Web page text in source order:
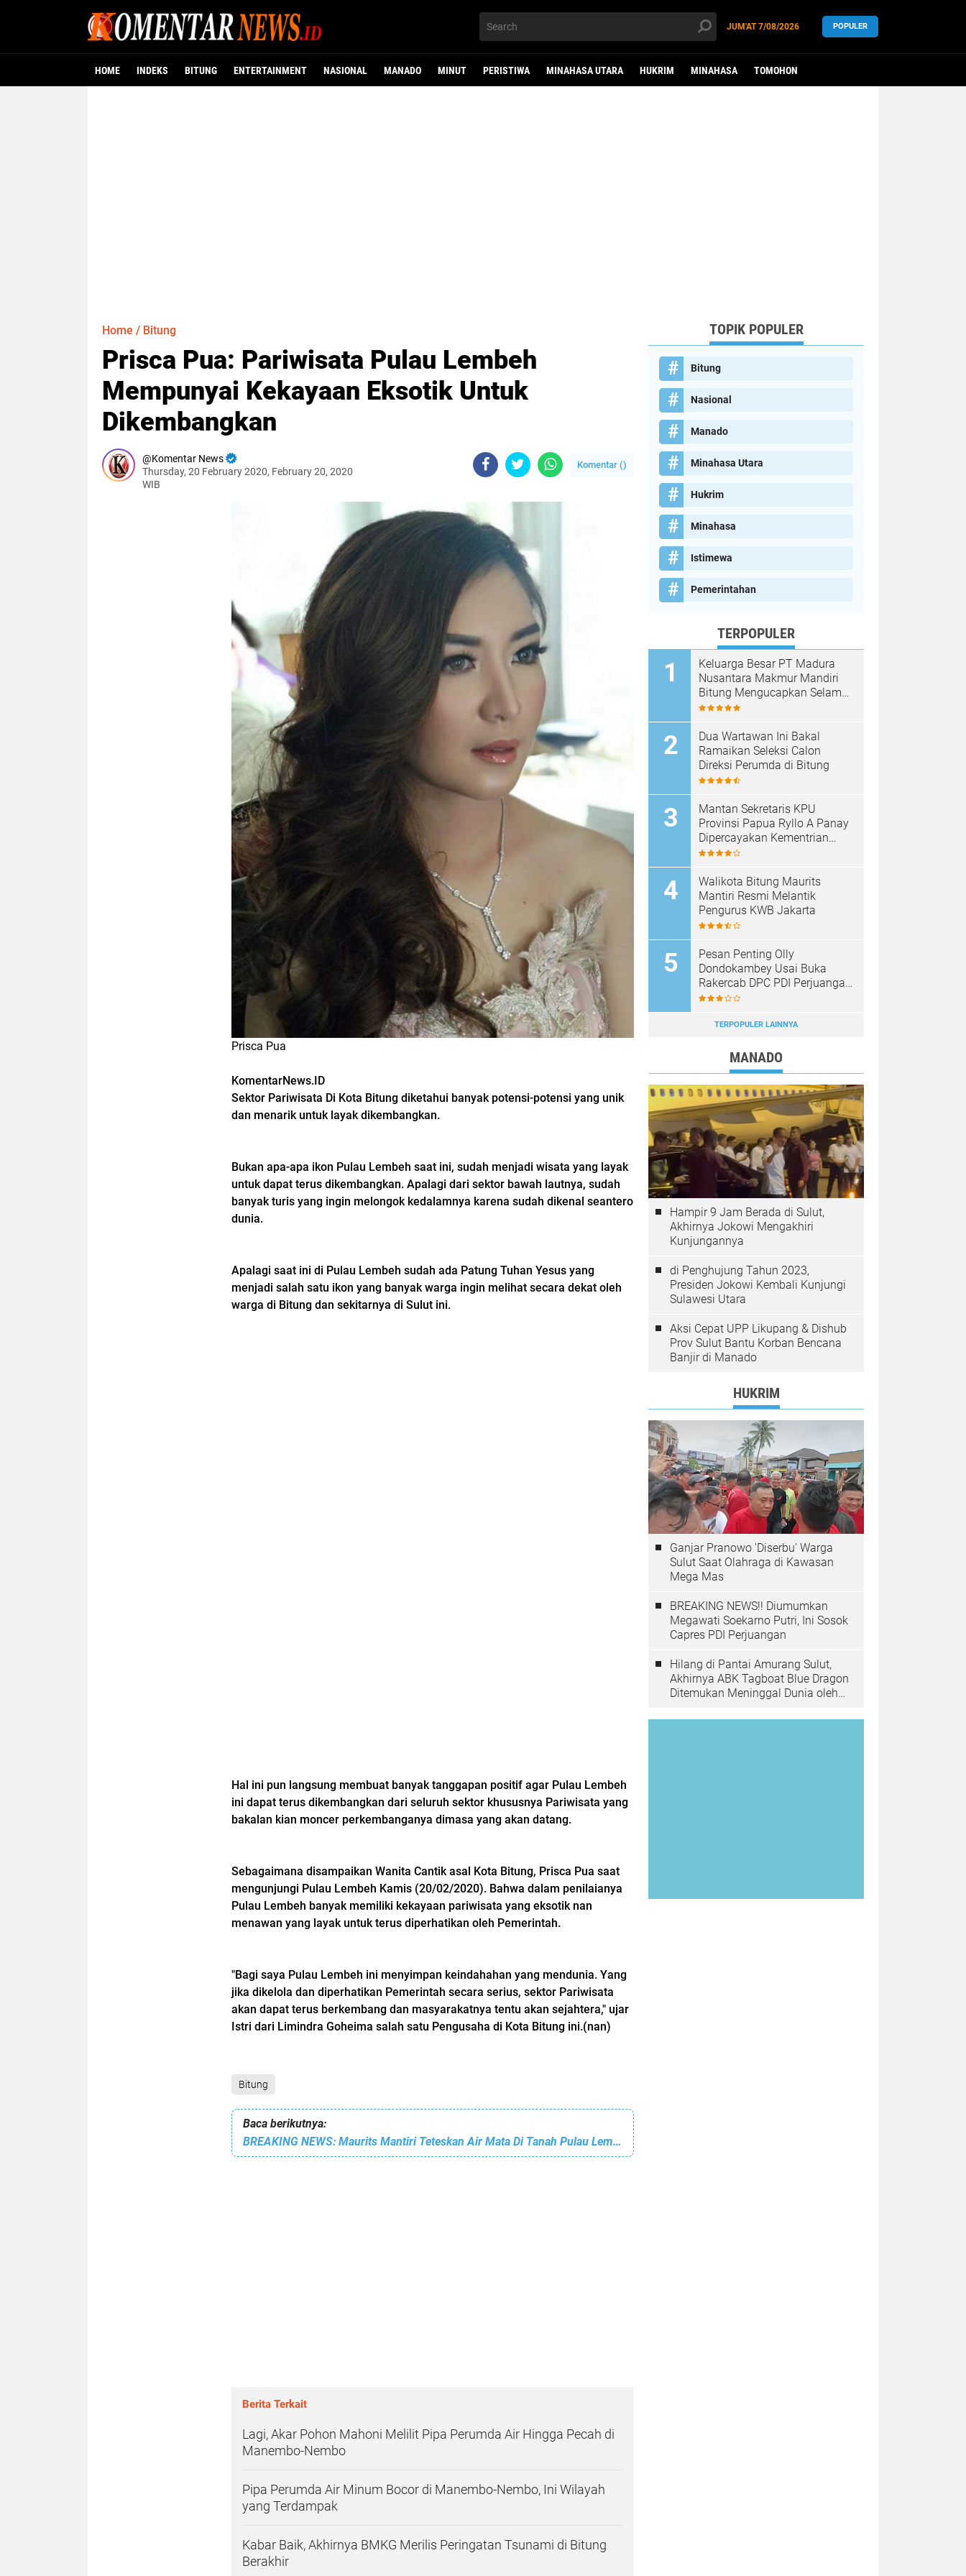
JUM'AT7/08/2026 POPULER
HOME INDEKS BITUNG ENTERTAINMENT NASIONAL MANADO MINUT PERISTIWA MINAHASA UTARA HUKRIM MINAHASA TOMOHON
Home / Bitung
Prisca Pua: Pariwisata Pulau Lembeh
Mempunyai Kekayaan Eksotik Untuk
Dikembangkan
Komentar News
Thursday, 20 February 2020, February 20, 2020
WIB
Komentar ()
Prisca Pua
KomentarNews.ID
Sektor Pariwisata Di Kota Bitung diketahui banyak potensi-potensi yang unik
dan menarik untuk layak dikembangkan.
Bukan apa-apa ikon Pulau Lembeh saat ini, sudah menjadi wisata yang layak
untuk dapat terus dikembangkan. Apalagi dari sektor bawah lautnya, sudah
banyak turis yang ingin melongok kedalamnya karena sudah dikenal seantero
dunia.
Apalagi saat ini di Pulau Lembeh sudah ada Patung Tuhan Yesus yang
menjadi salah satu ikon yang banyak warga ingin melihat secara dekat oleh
warga di Bitung dan sekitarnya di Sulut ini.
Hal ini pun langsung membuat banyak tanggapan positif agar Pulau Lembeh
ini dapat terus dikembangkan dari seluruh sektor khususnya Pariwisata yang
bakalan kian moncer perkembanganya dimasa yang akan datang.
Sebagaimana disampaikan Wanita Cantik asal Kota Bitung, Prisca Pua saat
mengunjungi Pulau Lembeh Kamis (20/02/2020). Bahwa dalam penilaianya
Pulau Lembeh banyak memiliki kekayaan pariwisata yang eksotik nan
menawan yang layak untuk terus diperhatikan oleh Pemerintah.
"Bagi saya Pulau Lembeh ini menyimpan keindahahan yang mendunia. Yang
jika dikelola dan diperhatikan Pemerintah secara serius, sektor Pariwisata
akan dapat terus berkembang dan masyarakatnya tentu akan sejahtera," ujar
Istri dari Limindra Goheima salah satu Pengusaha di Kota Bitung ini.(nan)
Bitung
Baca berikutnya:
BREAKING NEWS: Maurits Mantiri Teteskan Air Mata Di Tanah Pulau Lembeh
Berita Terkait
Lagi, Akar Pohon Mahoni Melilit Pipa Perumda Air Hingga Pecah di
Manembo-Nembo
Pipa Perumda Air Minum Bocor di Manembo-Nembo, Ini Wilayah
yang Terdampak
Kabar Baik, Akhirnya BMKG Merilis Peringatan Tsunami di Bitung
Berakhir
TOPIK POPULER
Bitung
Nasional
Manado
Minahasa Utara
Hukrim
Minahasa
Istimewa
Pemerintahan
TERPOPULER
Keluarga Besar PT Madura
Nusantara Makmur Mandiri
Bitung Mengucapkan Selamat
HUT Bhayangkara ke-80
Dua Wartawan Ini Bakal
Ramaikan Seleksi Calon
Direksi Perumda di Bitung
Mantan Sekretaris KPU
Provinsi Papua Ryllo A Panay
Dipercayakan Kementrian
ESDM RI Menjabat Direktur
Bukti
Walikota Bitung Maurits
Mantiri Resmi Melantik
Pengurus KWB Jakarta
Pesan Penting Olly
Dondokambey Usai Buka
Rakercab DPC PDI Perjuangan
Bitung
TERPOPULER LAINNYA
MANADO
Hampir 9 Jam Berada di Sulut,
Akhirnya Jokowi Mengakhiri
Kunjungannya
di Penghujung Tahun 2023,
Presiden Jokowi Kembali Kunjungi
Sulawesi Utara
Aksi Cepat UPP Likupang & Dishub
Prov Sulut Bantu Korban Bencana
Banjir di Manado
HUKRIM
Ganjar Pranowo 'Diserbu' Warga
Sulut Saat Olahraga di Kawasan
Mega Mas
BREAKING NEWS!! Diumumkan
Megawati Soekarno Putri, Ini Sosok
Capres PDI Perjuangan
Hilang di Pantai Amurang Sulut,
Akhirnya ABK Tagboat Blue Dragon
Ditemukan Meninggal Dunia oleh